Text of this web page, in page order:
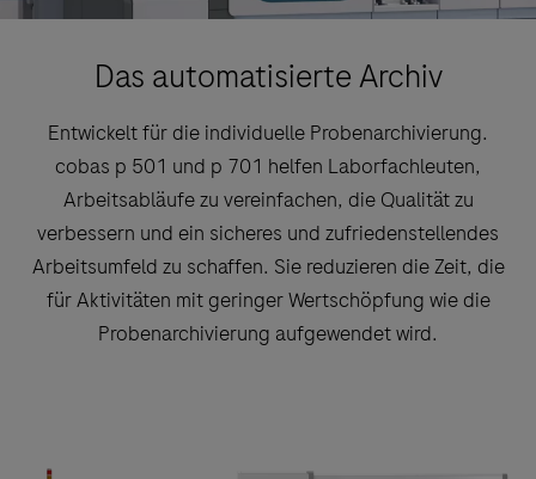
Das automatisierte Archiv
Entwickelt für die individuelle Probenarchivierung.
cobas p 501 und p 701 helfen Laborfachleuten,
Arbeitsabläufe zu vereinfachen, die Qualität zu
verbessern und ein sicheres und zufriedenstellendes
Arbeitsumfeld zu schaffen. Sie reduzieren die Zeit, die
für Aktivitäten mit geringer Wertschöpfung wie die
Probenarchivierung aufgewendet wird.